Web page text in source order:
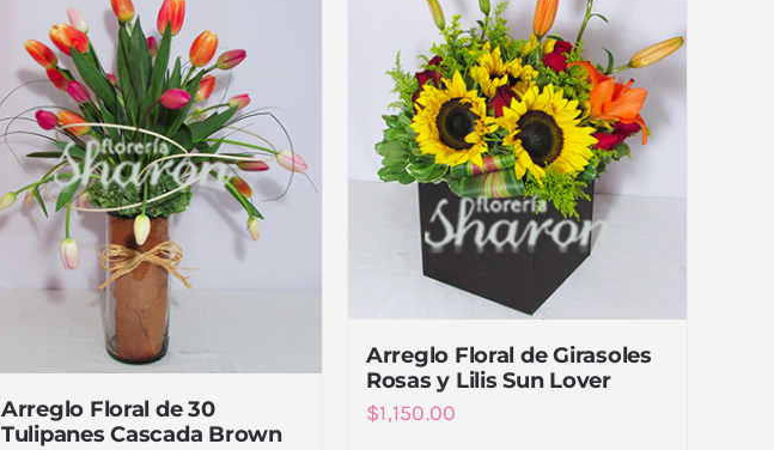
Arreglo Floral de 30
Tulipanes Cascada Brown
Arreglo Floral de Girasoles
Rosas y Lilis Sun Lover
$1,150.00